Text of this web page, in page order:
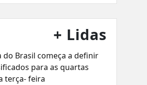
+ Lidas
do Brasil começa a definir
para as quartas
terça- feira